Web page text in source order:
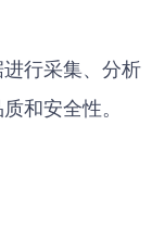
行采集、分析
和安全性。